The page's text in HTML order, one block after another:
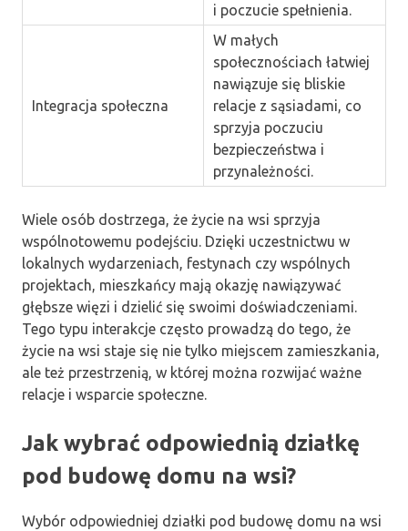
i poczucie spełnienia.
Integracja społeczna
W małych
społecznościach łatwiej
nawiązuje się bliskie
relacje z sąsiadami, co
sprzyja poczuciu
bezpieczeństwa i
przynależności.
Wiele osób dostrzega, że życie na wsi sprzyja
wspólnotowemu podejściu. Dzięki uczestnictwu w
lokalnych wydarzeniach, festynach czy wspólnych
projektach, mieszkańcy mają okazję nawiązywać
głębsze więzi i dzielić się swoimi doświadczeniami.
Tego typu interakcje często prowadzą do tego, że
życie na wsi staje się nie tylko miejscem zamieszkania,
ale też przestrzenią, w której można rozwijać ważne
relacje i wsparcie społeczne.
Jak wybrać odpowiednią działkę
pod budowę domu na wsi?
Wybór odpowiedniej działki pod budowę domu na wsi